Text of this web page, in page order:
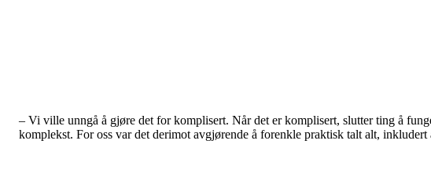
– Vi ville unngå å gjøre det for komplisert. Når det er komplisert, slutter ting å
komplekst. For oss var det derimot avgjørende å forenkle praktisk talt alt,